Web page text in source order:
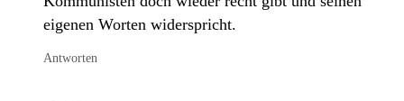
eigenen Worten widerspricht.
Antworten